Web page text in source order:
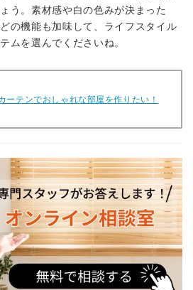
う。素材感や白の色みが決まった
の機能も加味して、ライフスタイル
ムを選んでくださいね。
ーテンでおしゃれな部屋を作りたい！